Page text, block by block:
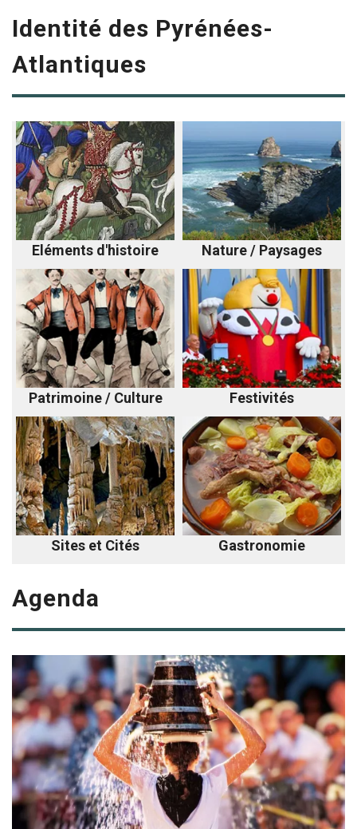
Identité des Pyrénées-
Atlantiques
Eléments d'histoire Nature / Paysages
Patrimoine / Culture Festivités
Sites et Cités Gastronomie
Agenda